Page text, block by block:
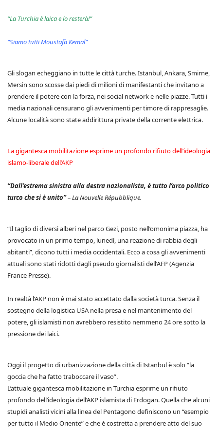
“La Turchia è laica e lo resterà!”
“Siamo tutti Moustafà Kemal”
Gli slogan echeggiano in tutte le città turche. Istanbul, Ankara, Smirne,
Mersin sono scosse dai piedi di milioni di manifestanti che invitano a
prendere il potere con la forza, nei social network e nelle piazze. Tutti i
media nazionali censurano gli avvenimenti per timore di rappresaglie.
Alcune località sono state addirittura private della corrente elettrica.
La gigantesca mobilitazione esprime un profondo rifiuto dell’ideologia
islamo-liberale dell’AKP
“Dall’estrema sinistra alla destra nazionalista, è tutto l’arco politico
turco che si è unito”– La Nouvelle Répubblique.
“Il taglio di diversi alberi nel parco Gezi, posto nell’omonima piazza, ha
provocato in un primo tempo, lunedì, una reazione di rabbia degli
abitanti”, dicono tutti i media occidentali. Ecco a cosa gli avvenimenti
attuali sono stati ridotti dagli pseudo giornalisti dell’AFP (Agenzia
France Presse).
In realtà l’AKP non è mai stato accettato dalla società turca. Senza il
sostegno della logistica USA nella presa e nel mantenimento del
potere, gli islamisti non avrebbero resistito nemmeno 24 ore sotto la
pressione dei laici.
Oggi il progetto di urbanizzazione della città di Istanbul è solo “la
goccia che ha fatto traboccare il vaso”.
L’attuale gigantesca mobilitazione in Turchia esprime un rifiuto
profondo dell’ideologia dell’AKP islamista di Erdogan. Quella che alcuni
stupidi analisti vicini alla linea del Pentagono definiscono un “esempio
per tutto il Medio Oriente” e che è costretta a prendere atto del suo